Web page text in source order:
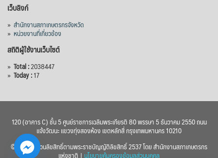
เว็บลิงก์
» สำนักงานสภาเกษตรกรจังหวัด
» หน่วยงานที่เกี่ยวข้อง
สถิติผู้ใช้งานเว็บไซต์
» Total :2038447
» Today :17
120 (อาคาร C) ชั้น 5 ศูนย์ราชการเฉลิมพระเกียรติ 80 พรรษา 5 ธันวาคม 2550 ถนน
แจ้งวัฒนะ แขวงทุ่งสองห้อง เขตหลักสี่ กรุงเทพมหานคร 10210
© 2560 สงวนลิขสิทธิ์ตามพระราชบัญญัติลิขสิทธิ์ 2537 โดย สำนักงานสภาเกษตรกร
แห่งชาติ | นโยบายคุ้มครองข้อมูลส่วนบุคคล